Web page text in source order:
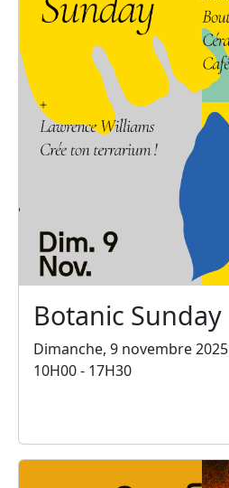
Botanic Sunday
Dimanche, 9 novembre 2025
10H00 - 17H30